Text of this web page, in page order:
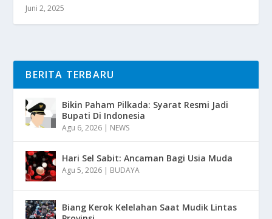
Juni 2, 2025
BERITA TERBARU
Bikin Paham Pilkada: Syarat Resmi Jadi
Bupati Di Indonesia
Agu 6, 2026 | NEWS
Hari Sel Sabit: Ancaman Bagi Usia Muda
Agu 5, 2026 | BUDAYA
Biang Kerok Kelelahan Saat Mudik Lintas